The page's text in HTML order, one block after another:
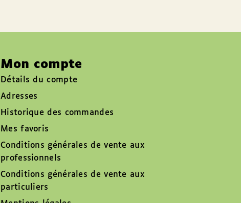
Mon compte
Détails du compte
Adresses
Historique des commandes
Mes favoris
Conditions générales de vente aux
professionnels
Conditions générales de vente aux
particuliers